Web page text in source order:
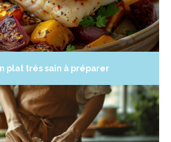
plat très sain à préparer